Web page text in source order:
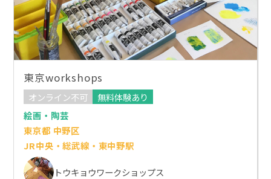
東京workshops
オンライン不可
無料体験あり
絵画・陶芸
東京都 中野区
JR中央・総武線・東中野駅
トウキョウワークショップス